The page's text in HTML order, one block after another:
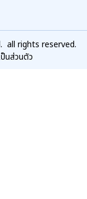
all rights reserved.
นส่วนตัว